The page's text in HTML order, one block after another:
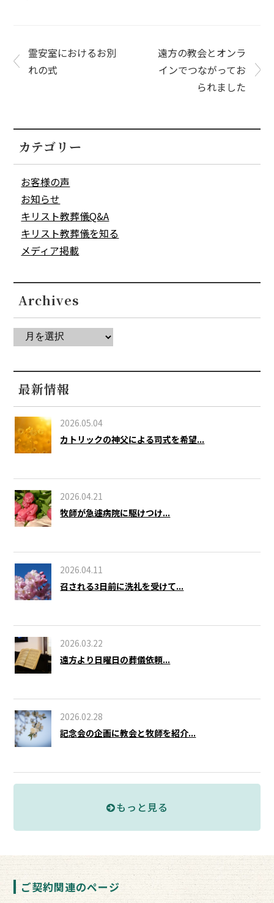
霊安室におけるお別
れの式
遠方の教会とオンラ
インでつながってお
られました
カテゴリー
お客様の声
お知らせ
キリスト教葬儀Q&A
キリスト教葬儀を知る
メディア掲載
Archives
最新情報
2026.05.04
カトリックの神父による司式を希望...
2026.04.21
牧師が急遽病院に駆けつけ...
2026.04.11
召される3日前に洗礼を受けて...
2026.03.22
遠方より日曜日の葬儀依頼...
2026.02.28
記念会の企画に教会と牧師を紹介...
もっと見る
ご契約関連のページ